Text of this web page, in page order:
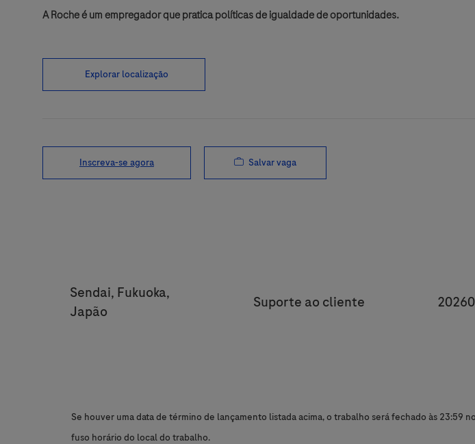
A Roche é um empregador que pratica políticas de igualdade de oportunidades.
Explorar localização
Inscreva-se agora Salvar vaga
Location
Sendai, Fukuoka,
Japão
Category
Suporte ao cliente JobId
Se houver uma data de término de lançamento listada acima, o trabalho será fechado às 23:59
fuso horário do local do trabalho.